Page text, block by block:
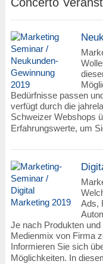
Bedürfnisse passen
verfügt durch die
Schweizer Webshops
Erfahrungswerte, um
Ads,
Je nach Produkten
Medienmix von Firma
Informieren Sie sich
Möglichkeiten. In